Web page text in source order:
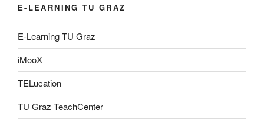
E-LEARNING TU GRAZ
E-Learning TU Graz
iMooX
TELucation
TU Graz TeachCenter